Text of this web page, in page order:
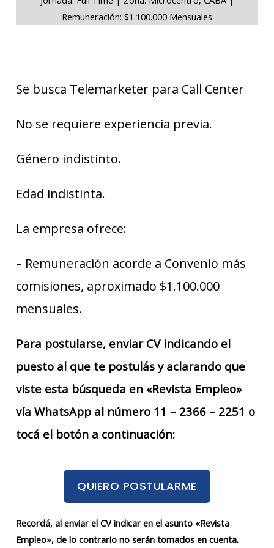
Remuneración: $1.100.000 Mensuales
Se busca Telemarketer para Call Center
No se requiere experiencia previa.
Género indistinto.
Edad indistinta.
La empresa ofrece:
– Remuneración acorde a Convenio más
comisiones, aproximado $1.100.000
mensuales.
Para postularse, enviar CV indicando el
puesto al que te postulás y aclarando que
viste esta búsqueda en «Revista Empleo»
vía WhatsApp al número 11 – 2366 – 2251 o
tocá el botón a continuación:
QUIERO POSTULARME
Recordá, al enviar el CV indicar en el asunto «Revista
Empleo», de lo contrario no serán tomados en cuenta.